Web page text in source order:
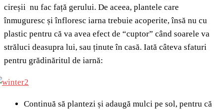
cireșii nu fac față gerului. De aceea, plantele care
înmuguresc și înfloresc iarna trebuie acoperite, însă nu cu
plastic pentru că va avea efect de “cuptor” când soarele va
străluci deasupra lui, sau ținute în casă. Iată câteva sfaturi
pentru grădinăritul de iarnă:
Continuă să plantezi și adaugă mulci pe sol, pentru că